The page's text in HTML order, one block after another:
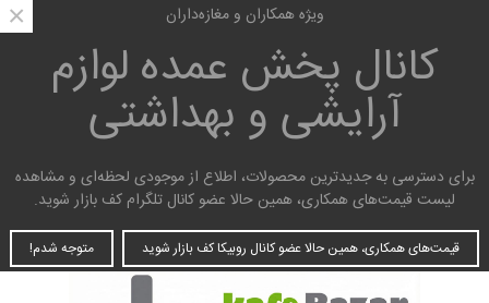
ویژه همکاران و مغازه‌داران
کانال پخش عمدهلوازم
آرایشی و بهداشتی
برای دسترسی به جدیدترین محصولات، اطلاع از موجودی لحظه‌ای و مشاهده
لیست قیمت‌های همکاری، همین حالا عضو کانال تلگرام کف بازار شوید.
قیمت‌های همکاری، همین حالا عضو کانال روبیکا کف بازار شوید متوجه شدم!
×